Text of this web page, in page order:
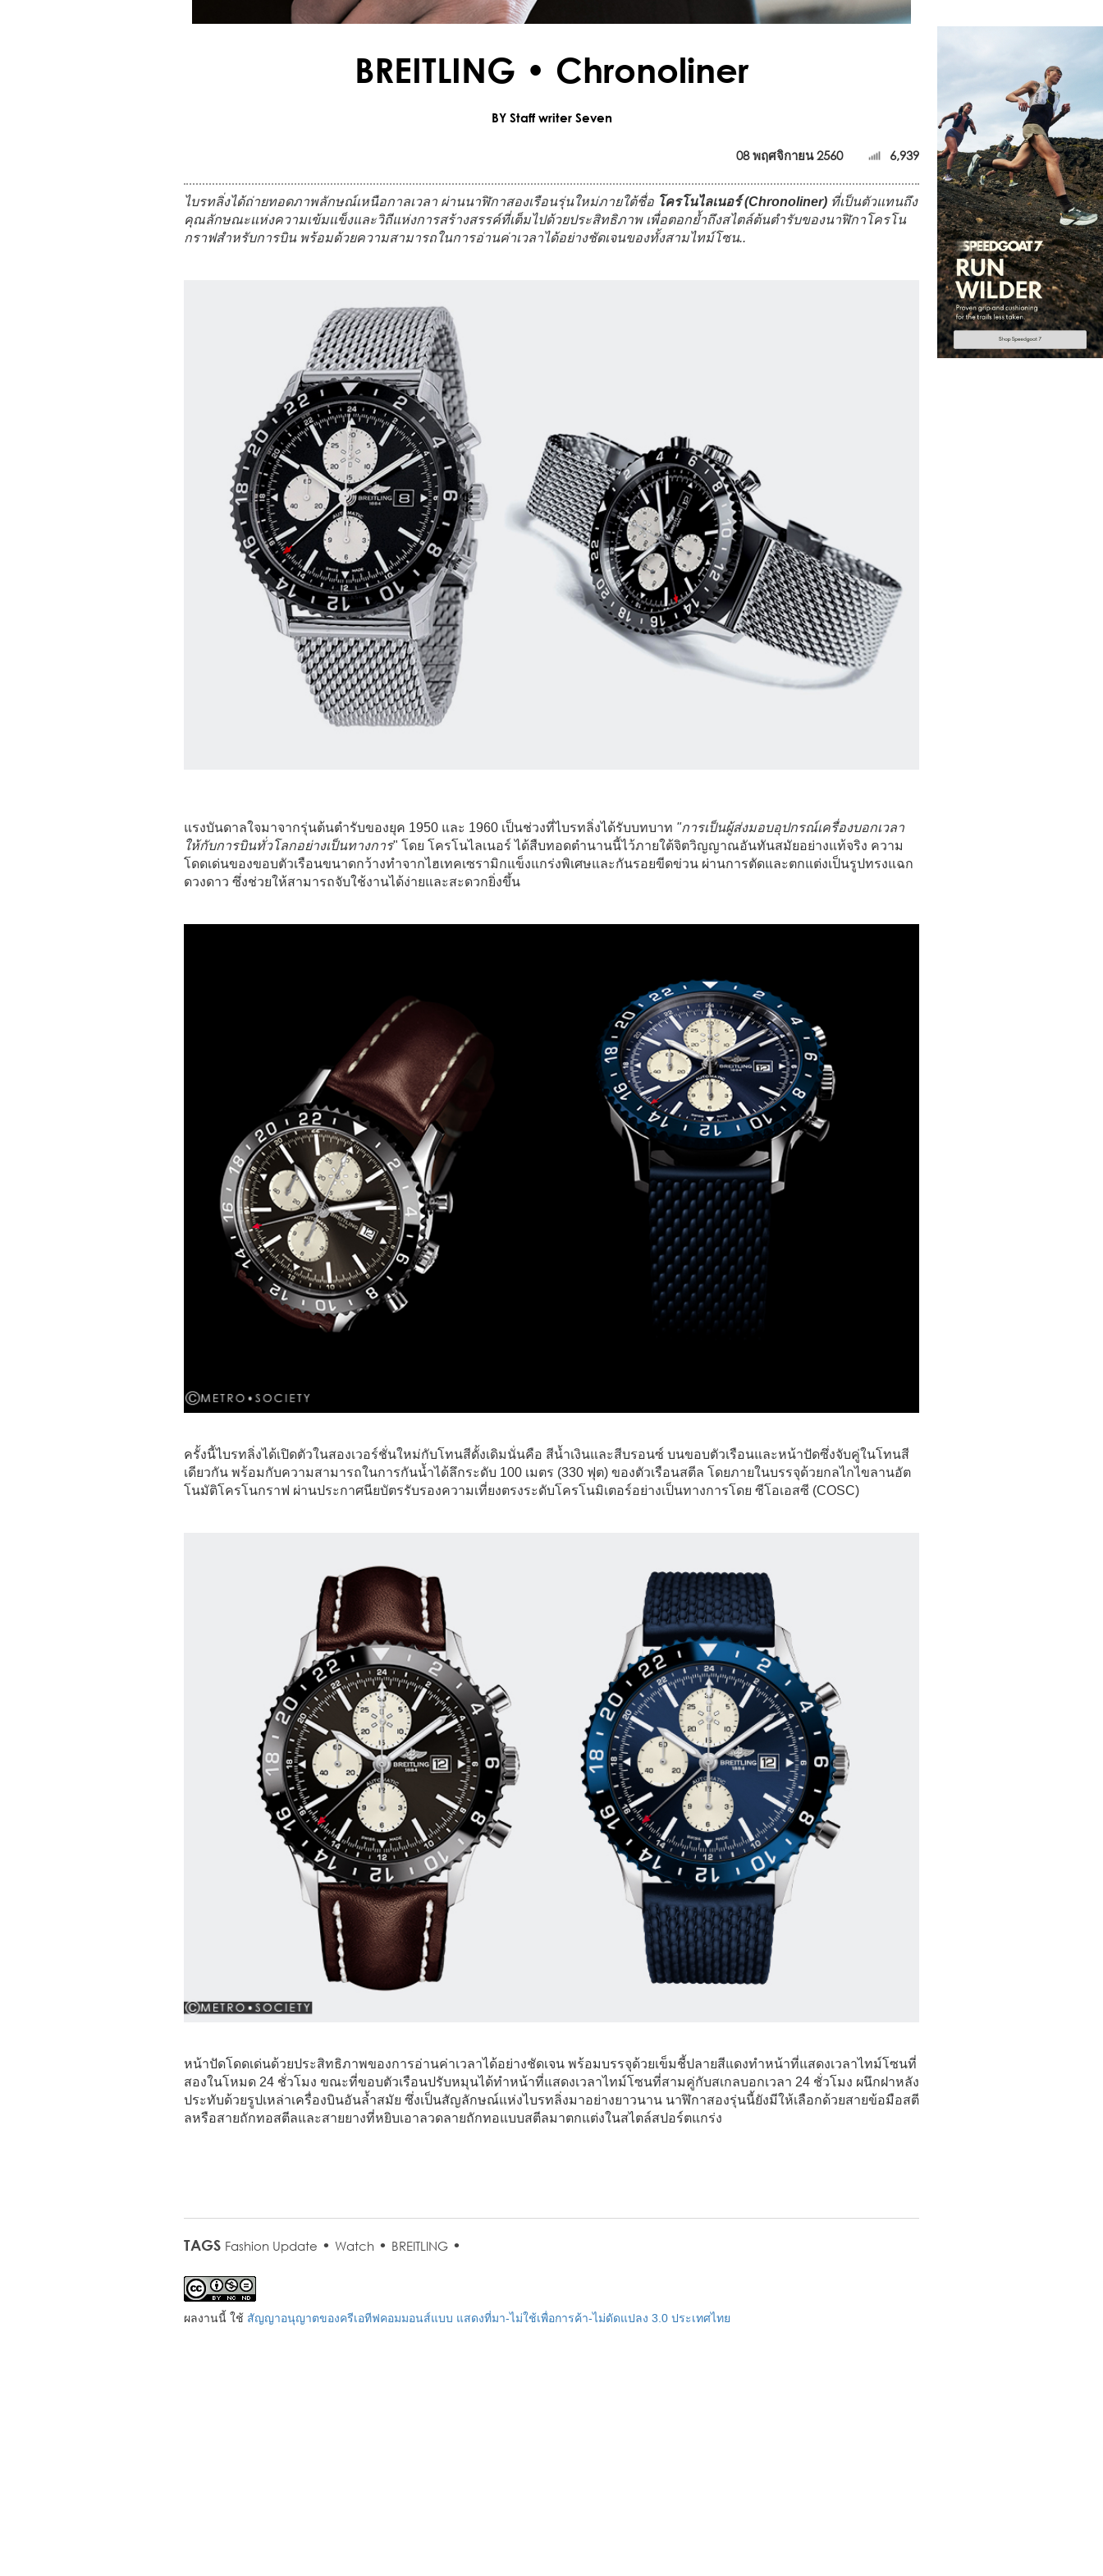
BREITLING • Chronoliner
BY Staff writer Seven
08 พฤศจิกายน 2560 6,939
ไบรทลิ่งได้ถ่ายทอดภาพลักษณ์เหนือกาลเวลา ผ่านนาฬิกาสองเรือนรุ่นใหม่ภายใต้ชื่อ โครโนไลเนอร์ (Chronoliner) ที่เป็นตัวแทนถึง
คุณลักษณะแห่งความเข้มแข็งและวิถีแห่งการสร้างสรรค์ที่เต็มไปด้วยประสิทธิภาพ เพื่อตอกย้ำถึงสไตล์ต้นตำรับของนาฬิกาโครโน
กราฟสำหรับการบิน พร้อมด้วยความสามารถในการอ่านค่าเวลาได้อย่างชัดเจนของทั้งสามไทม์โซน..
แรงบันดาลใจมาจากรุ่นต้นตำรับของยุค 1950 และ 1960 เป็นช่วงที่ไบรทลิ่งได้รับบทบาท "การเป็นผู้ส่งมอบอุปกรณ์เครื่องบอกเวลา
ให้กับการบินทั่วโลกอย่างเป็นทางการ" โดย โครโนไลเนอร์ ได้สืบทอดตำนานนี้ไว้ภายใต้จิตวิญญาณอันทันสมัยอย่างแท้จริง ความ
โดดเด่นของขอบตัวเรือนขนาดกว้างทำจากไฮเทคเซรามิกแข็งแกร่งพิเศษและกันรอยขีดข่วน ผ่านการตัดและตกแต่งเป็นรูปทรงแฉก
ดวงดาว ซึ่งช่วยให้สามารถจับใช้งานได้ง่ายและสะดวกยิ่งขึ้น
ครั้งนี้ไบรทลิ่งได้เปิดตัวในสองเวอร์ชั่นใหม่กับโทนสีดั้งเดิมนั่นคือ สีน้ำเงินและสีบรอนซ์ บนขอบตัวเรือนและหน้าปัดซึ่งจับคู่ในโทนสี
เดียวกัน พร้อมกับความสามารถในการกันน้ำได้ลึกระดับ 100 เมตร (330 ฟุต) ของตัวเรือนสตีล โดยภายในบรรจุด้วยกลไกไขลานอัต
โนมัติโครโนกราฟ ผ่านประกาศนียบัตรรับรองความเที่ยงตรงระดับโครโนมิเตอร์อย่างเป็นทางการโดย ซีโอเอสซี (COSC)
หน้าปัดโดดเด่นด้วยประสิทธิภาพของการอ่านค่าเวลาได้อย่างชัดเจน พร้อมบรรจุด้วยเข็มชี้ปลายสีแดงทำหน้าที่แสดงเวลาไทม์โซนที่
สองในโหมด 24 ชั่วโมง ขณะที่ขอบตัวเรือนปรับหมุนได้ทำหน้าที่แสดงเวลาไทม์โซนที่สามคู่กับสเกลบอกเวลา 24 ชั่วโมง ผนึกฝาหลัง
ประทับด้วยรูปเหล่าเครื่องบินอันล้ำสมัย ซึ่งเป็นสัญลักษณ์แห่งไบรทลิ่งมาอย่างยาวนาน นาฬิกาสองรุ่นนี้ยังมีให้เลือกด้วยสายข้อมือสตี
ลหรือสายถักทอสตีลและสายยางที่หยิบเอาลวดลายถักทอแบบสตีลมาตกแต่งในสไตล์สปอร์ตแกร่ง
TAGS Fashion Update • Watch • BREITLING •
ผลงานนี้ ใช้ สัญญาอนุญาตของครีเอทีฟคอมมอนส์แบบ แสดงที่มา-ไม่ใช้เพื่อการค้า-ไม่ดัดแปลง 3.0 ประเทศไทย